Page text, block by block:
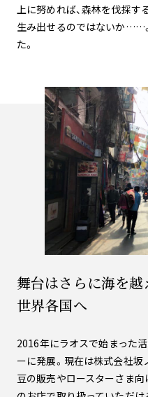
上に努めれば、森林を伐採
生み出せるのではないか……
た。
舞台はさらに海を越
世界各国へ
2016年にラオスで始まった
ーに発展。現在は株式会社坂
豆の販売やロースターさま